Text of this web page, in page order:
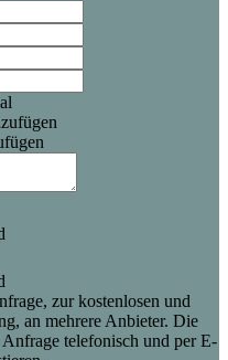
zur kostenlosen und
an mehrere Anbieter. Die
telefonisch und per E-